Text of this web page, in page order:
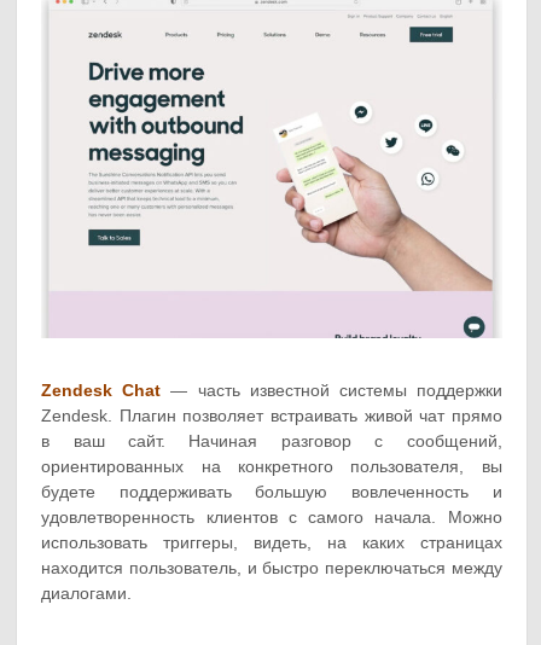
Zendesk Chat — часть известной системы поддержки
Zendesk. Плагин позволяет встраивать живой чат прямо
в ваш сайт. Начиная разговор с сообщений,
ориентированных на конкретного пользователя, вы
будете поддерживать большую вовлеченность и
удовлетворенность клиентов с самого начала. Можно
использовать триггеры, видеть, на каких страницах
находится пользователь, и быстро переключаться между
диалогами.